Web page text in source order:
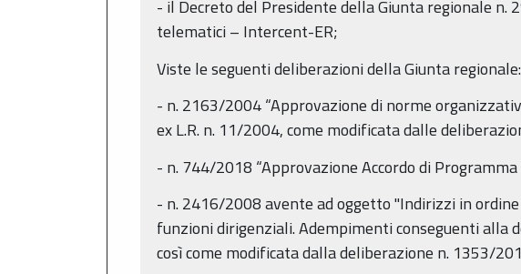
- il Decreto del Presidente della Giunta regionale
telematici – Intercent-ER;
Viste le seguenti deliberazioni della Giunta regionale:
- n. 2163/2004 “Approvazione di norme
ex L.R. n. 11/2004, come modificata dalle
- n. 744/2018 “Approvazione Accordo di
- n. 2416/2008 avente ad oggetto "Indirizzi in
funzioni dirigenziali. Adempimenti conseguenti alla
così come modificata dalla deliberazione n. 1353/